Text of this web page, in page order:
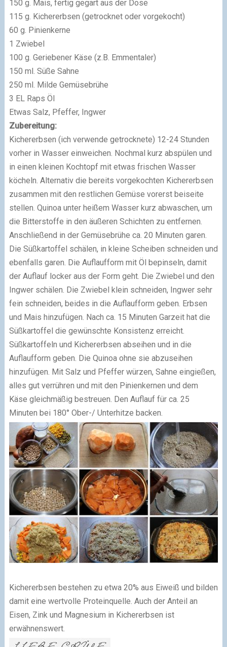
150 g. Mais, fertig gegart aus der Dose
115 g. Kichererbsen (getrocknet oder vorgekocht)
60 g. Pinienkerne
1 Zwiebel
100 g. Geriebener Käse (z.B. Emmentaler)
150 ml. Süße Sahne
250 ml. Milde Gemüsebrühe
3 EL Raps Öl
Etwas Salz, Pfeffer, Ingwer
Zubereitung:
Kichererbsen (ich verwende getrocknete) 12-24 Stunden
vorher in Wasser einweichen. Nochmal kurz abspülen und
in einen kleinen Kochtopf mit etwas frischen Wasser
köcheln. Alternativ die bereits vorgekochten Kichererbsen
zusammen mit den restlichen Gemüse vorerst beiseite
stellen. Quinoa unter heißem Wasser kurz abwaschen, um
die Bitterstoffe in den äußeren Schichten zu entfernen.
Anschließend in der Gemüsebrühe ca. 20 Minuten garen.
Die Süßkartoffel schälen, in kleine Scheiben schneiden und
ebenfalls garen. Die Auflaufform mit Öl bepinseln, damit
der Auflauf locker aus der Form geht. Die Zwiebel und den
Ingwer schälen. Die Zwiebel klein schneiden, Ingwer sehr
fein schneiden, beides in die Auflaufform geben. Erbsen
und Mais hinzufügen. Nach ca. 15 Minuten Garzeit hat die
Süßkartoffel die gewünschte Konsistenz erreicht.
Süßkartoffeln und Kichererbsen abseihen und in die
Auflaufform geben. Die Quinoa ohne sie abzuseihen
hinzufügen. Mit Salz und Pfeffer würzen, Sahne eingießen,
alles gut verrühren und mit den Pinienkernen und dem
Käse gleichmäßig bestreuen. Den Auflauf für ca. 25
Minuten bei 180° Ober-/ Unterhitze backen.
Kichererbsen bestehen zu etwa 20% aus Eiweiß und bilden
damit eine wertvolle Proteinquelle. Auch der Anteil an
Eisen, Zink und Magnesium in Kichererbsen ist
erwähnenswert.